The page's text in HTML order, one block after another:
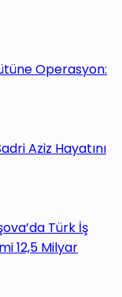
Operasyon:
Aziz Hayatını
Türk İş
12,5 Milyar